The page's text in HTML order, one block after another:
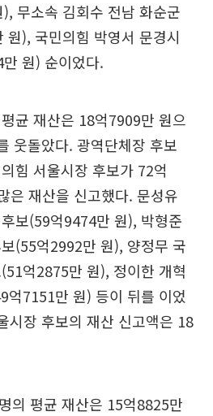
무소속 김회수 전남 화순군
), 국민의힘 박영서 문경시
원) 순이었다.
균 재산은 18억7909만 원으
웃돌았다. 광역단체장 후보
힘 서울시장 후보가 72억
은 재산을 신고했다. 문성유
보(59억9474만 원), 박형준
(55억2992만 원), 양정무 국
억2875만 원), 정이한 개혁
억7151만 원) 등이 뒤를 이었
시장 후보의 재산 신고액은 18
의 평균 재산은 15억8825만